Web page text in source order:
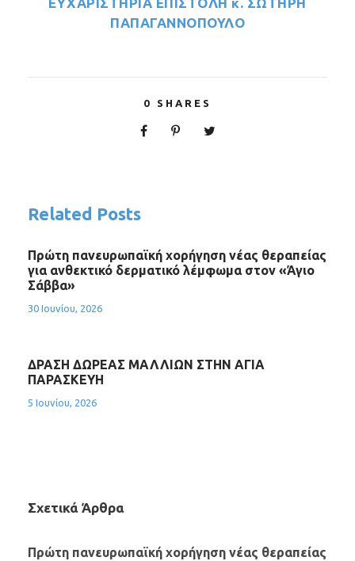
ΕΥΧΑΡΙΣΤΗΡΙΑ ΕΠΙΣΤΟΛΗ κ. ΣΩΤΗΡΗ
ΠΑΠΑΓΑΝΝΟΠΟΥΛΟ
0 SHARES
Related Posts
Πρώτη πανευρωπαϊκή χορήγηση νέας θεραπείας
για ανθεκτικό δερματικό λέμφωμα στον «Άγιο
Σάββα»
30 Ιουνίου, 2026
ΔΡΑΣΗ ΔΩΡΕΑΣ ΜΑΛΛΙΩΝ ΣΤΗΝ ΑΓΙΑ
ΠΑΡΑΣΚΕΥΗ
5 Ιουνίου, 2026
Σχετικά Άρθρα
Πρώτη πανευρωπαϊκή χορήγηση νέας θεραπείας